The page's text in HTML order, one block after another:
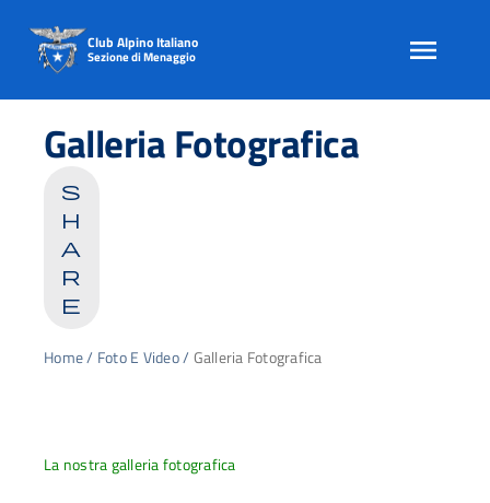
content
Club Alpino Italiano
Sezione di Menaggio
Galleria Fotografica
s
h
a
r
e
Home/ Foto E Video/Galleria Fotografica
La nostra galleria fotografica